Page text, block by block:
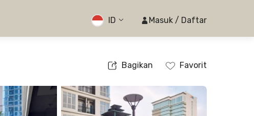
ID Masuk / Daftar
Bagikan Favorit